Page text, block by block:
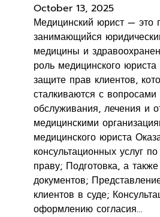
October 13, 2025
Медицинский юрист — это
занимающийся
медицины и
роль медицинского юриста
защите прав клиентов,
сталкиваются с вопросами
обслуживания, лечения и
медицинскими
медицинского юриста
консультационных услуг
праву; Подготовка, а
документов;
клиентов в суде;
оформлению согласия…